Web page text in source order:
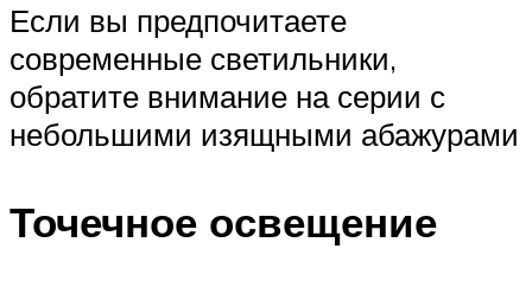
Если вы предпочитаете
современные светильники,
обратите внимание на серии с
небольшими изящными абажурами
Точечное освещение